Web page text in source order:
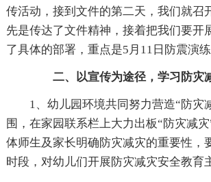
传活动，接到文件的第二天，我们就召
先是传达了文件精神，接着把我们要开
了具体的部署，重点是5月11日防震演练
二、以宣传为途径，学习防灾
1、幼儿园环境共同努力营造“防灾
围，在家园联系栏上大力出板“防灾减
体师生及家长明确防灾减灾的重要性，
时段，对幼儿们开展防灾减灾安全教育